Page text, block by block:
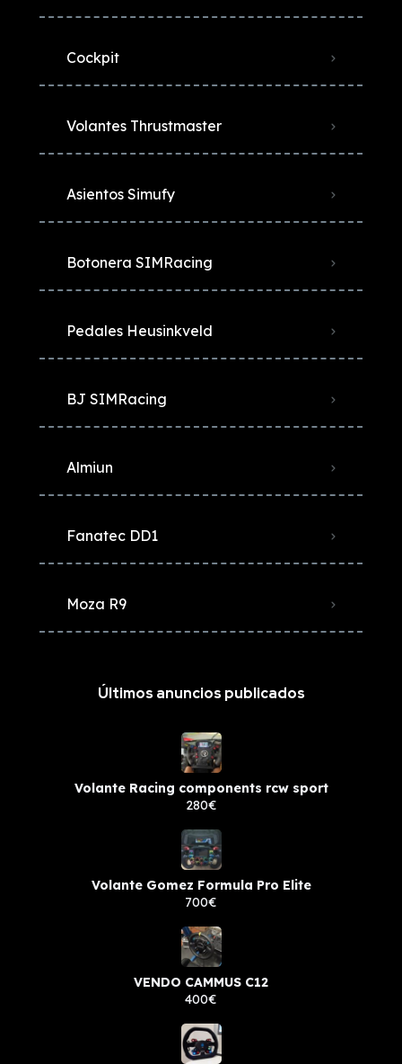
Cockpit
Volantes Thrustmaster
Asientos Simufy
Botonera SIMRacing
Pedales Heusinkveld
BJ SIMRacing
Almiun
Fanatec DD1
Moza R9
Últimos anuncios publicados
Volante Racing components rcw sport
280€
Volante Gomez Formula Pro Elite
700€
VENDO CAMMUS C12
400€